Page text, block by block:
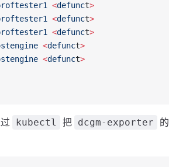
<defunct>
<defunct>
<defunct>
<defunct>
<defunct>
kubectl 把 dcgm-exporter